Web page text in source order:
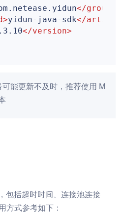
</groupId
>yidun-java-sdk</
</version>
能更新不及时，推荐使用 M
包括超时时间、连接池连接
方式参考如下：